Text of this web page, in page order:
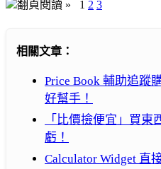
翻頁閱讀 » 1 2 3
相關文章：
Price Book 輔助追蹤
好幫手！
「比價撿便宜」買
虧！
Calculator Widget 直